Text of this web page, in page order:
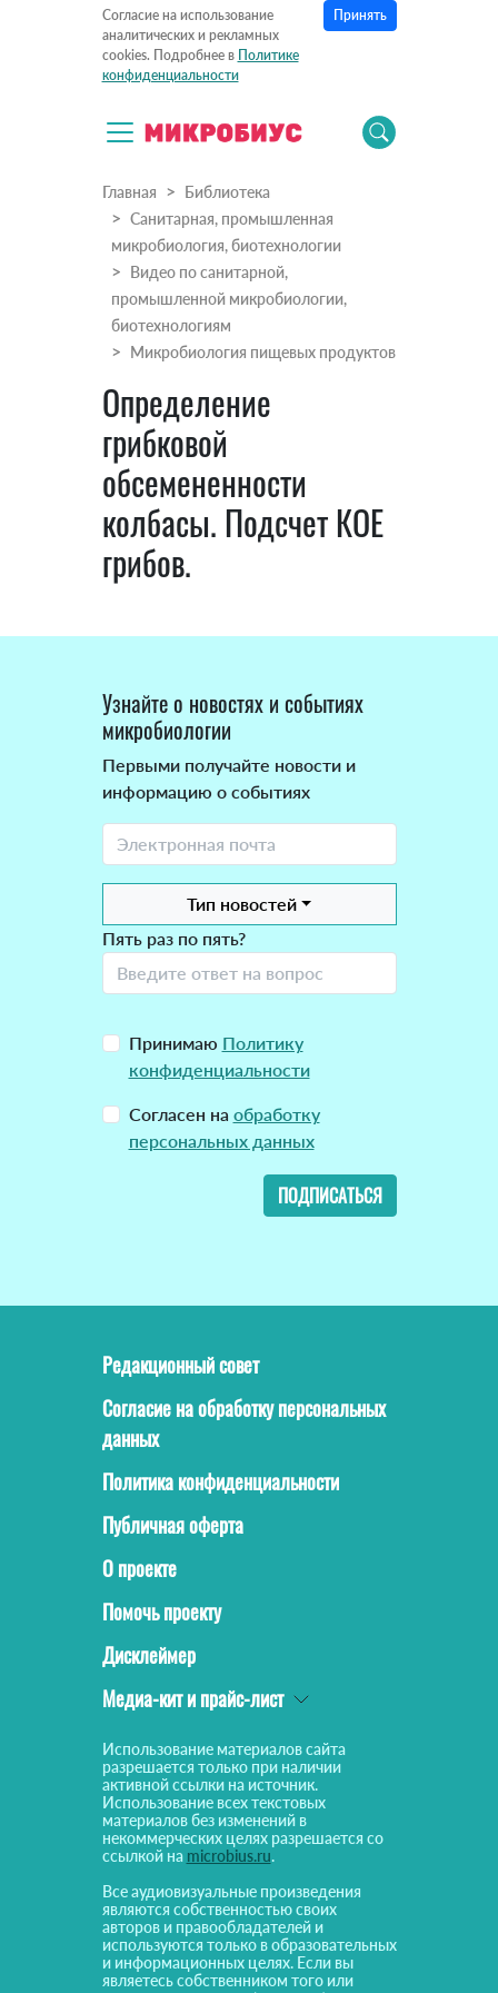
Согласие на использование
аналитических и рекламных
cookies. Подробнее в Политике
конфиденциальности
Принять
Главная
Библиотека
Санитарная, промышленная
микробиология, биотехнологии
Видео по санитарной,
промышленной микробиологии,
биотехнологиям
Микробиология пищевых продуктов
Определение
грибковой
обсемененности
колбасы. Подсчет КОЕ
грибов.
Узнайте о новостях и событиях
микробиологии
Первыми получайте новости и
информацию о событиях
Тип новостей
Пять раз по пять?
Принимаю Политику
конфиденциальности
Согласен на обработку
персональных данных
ПОДПИСАТЬСЯ
Редакционный совет
Согласие на обработку персональных
данных
Политика конфиденциальности
Публичная оферта
О проекте
Помочь проекту
Дисклеймер
Медиа-кит и прайс-лист
Использование материалов сайта
разрешается только при наличии
активной ссылки на источник.
Использование всех текстовых
материалов без изменений в
некоммерческих целях разрешается со
ссылкой на microbius.ru.
Все аудиовизуальные произведения
являются собственностью своих
авторов и правообладателей и
используются только в образовательных
и информационных целях. Если вы
являетесь собственником того или